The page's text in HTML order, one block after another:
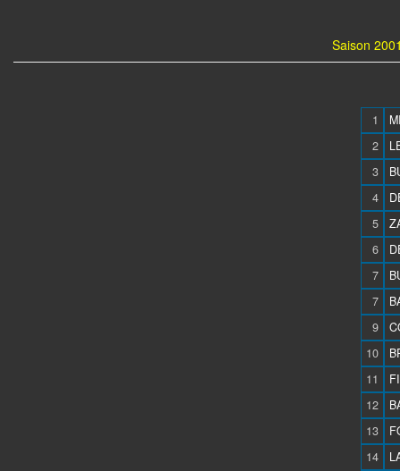
Saison
1
2
3
4
5
6
7
7
9
10
11
12
13
14